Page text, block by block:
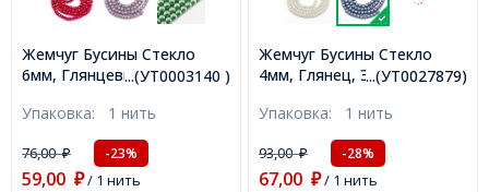
...(УТ0003140 )
Жемчуг Бусины Стекло
6мм, Глянцевые, Круглые,
6мм, Отв-тие 1мм, около
140шт/84см/нить,
(УТ0003140)
Упаковка: 1 нить
76,00₽ -23%
59,00 ₽/ 1 нить
...(УТ0027879)
Жемчуг Бусины Стекло
4мм, Глянец, Экокраска, на
Круглые, Синий, Диаметр:
4мм, Отв. 1мм, ок.
100шт/40см/нить
(УТ0027879)
Упаковка: 1 нить
93,00₽ -28%
67,00 ₽/ 1 нить